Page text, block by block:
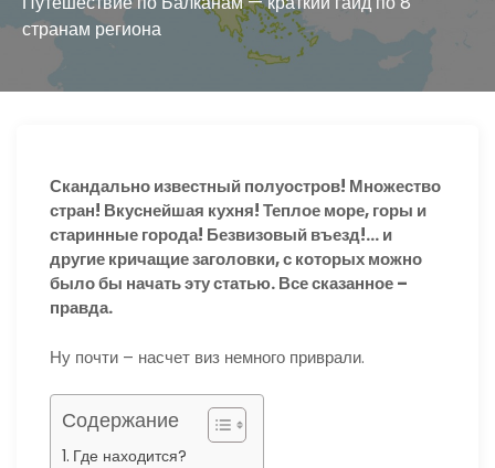
странам региона
Скандально известный полуостров! Множество
стран! Вкуснейшая кухня! Теплое море, горы и
старинные города! Безвизовый въезд!… и
другие кричащие заголовки, с которых можно
было бы начать эту статью. Все сказанное –
правда.
Ну почти – насчет виз немного приврали.
Содержание
Где находится?